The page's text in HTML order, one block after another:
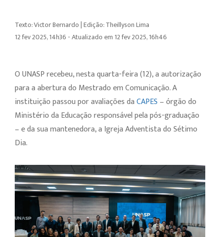
Texto: Victor Bernardo | Edição: Theillyson Lima
12 fev 2025, 14h36 - Atualizado em 12 fev 2025, 16h46
O UNASP recebeu, nesta quarta-feira (12), a autorização
para a abertura do Mestrado em Comunicação. A
instituição passou por avaliações daCAPES – órgão do
Ministério da Educação responsável pela pós-graduação
– e da sua mantenedora, a Igreja Adventista do Sétimo
Dia.